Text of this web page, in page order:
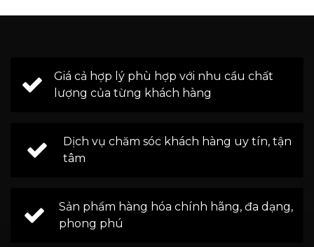
Giá cả hợp lý phù hợp với nhu cầu chất
lượng của từng khách hàng
Dịch vụ chăm sóc khách hàng uy tín, tận
tâm
Sản phẩm hàng hóa chính hãng, đa dạng,
phong phú